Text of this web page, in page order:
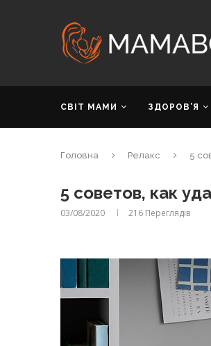
СВІТ МАМИ ЗДОРОВ’Я
Головна Релакс 5
5 советов, как
03/08/2020 216 Переглядів